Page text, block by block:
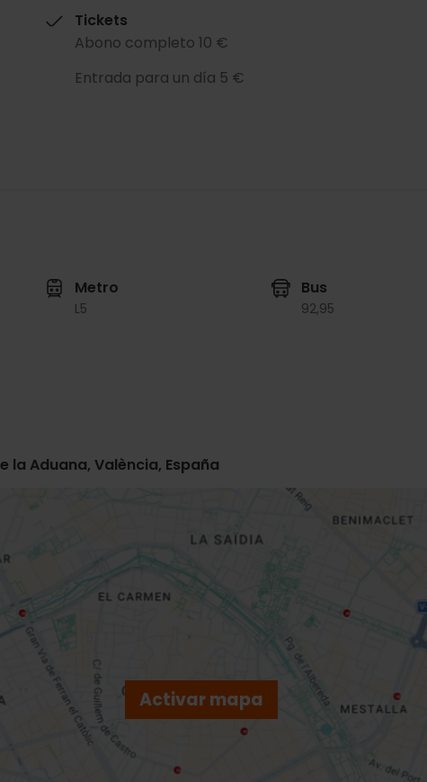
Tickets
Abono completo 10 €
Entrada para un día 5 €
Metro
L5
Bus
92,95
la Aduana, València, España
Activar mapa